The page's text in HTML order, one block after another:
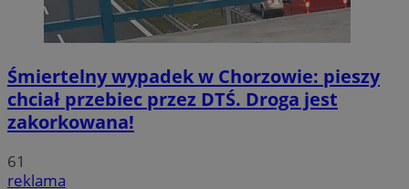
Śmiertelny wypadek w Chorzowie: pieszy
chciał przebiec przez DTŚ. Droga jest
zakorkowana!
61
reklama